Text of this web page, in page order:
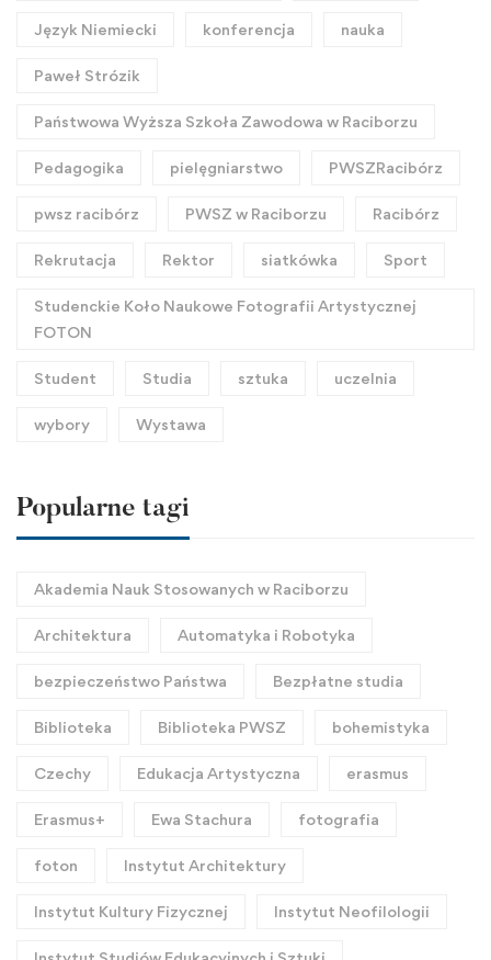
Język Niemiecki konferencja nauka
Paweł Strózik
Państwowa Wyższa Szkoła Zawodowa w Raciborzu
Pedagogika pielęgniarstwo PWSZRacibórz
pwsz racibórz PWSZ w Raciborzu Racibórz
Rekrutacja Rektor siatkówka Sport
Studenckie Koło Naukowe Fotografii Artystycznej
FOTON
Student Studia sztuka uczelnia
wybory Wystawa
Popularne tagi
Akademia Nauk Stosowanych w Raciborzu
Architektura Automatyka i Robotyka
bezpieczeństwo Państwa Bezpłatne studia
Biblioteka Biblioteka PWSZ bohemistyka
Czechy Edukacja Artystyczna erasmus
Erasmus+ Ewa Stachura fotografia
foton Instytut Architektury
Instytut Kultury Fizycznej Instytut Neofilologii